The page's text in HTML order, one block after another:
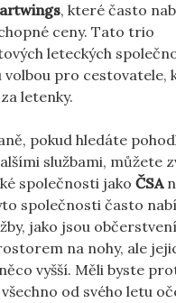
, které často
ceny. Tato trio
leteckých
volbou pro cestovatele,
letenky.
pokud hledáte
službami, můžete
společnosti jakoČSA
společnosti často
jako jsou
na nohy, ale
vyšší. Měli byste
od svého letu